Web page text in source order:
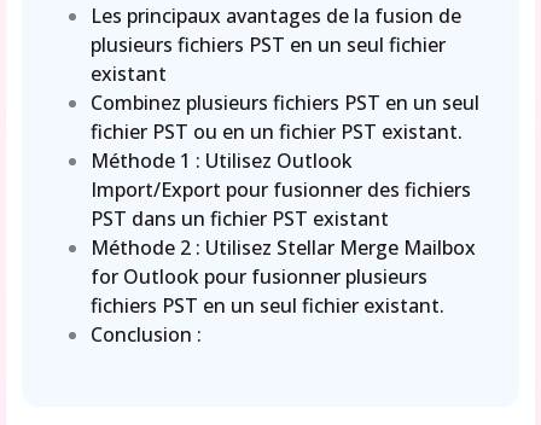
Les principaux avantages de la fusion de
plusieurs fichiers PST en un seul fichier
existant
Combinez plusieurs fichiers PST en un seul
fichier PST ou en un fichier PST existant.
Méthode 1 : Utilisez Outlook
Import/Export pour fusionner des fichiers
PST dans un fichier PST existant
Méthode 2 : Utilisez Stellar Merge Mailbox
for Outlook pour fusionner plusieurs
fichiers PST en un seul fichier existant.
Conclusion :